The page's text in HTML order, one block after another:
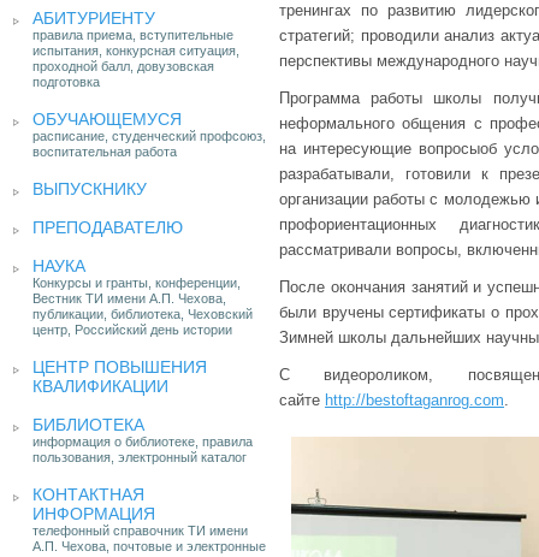
АБИТУРИЕНТУ
правила приема, вступительные
испытания, конкурсная ситуация,
проходной балл, довузовская
подготовка
ОБУЧАЮЩЕМУСЯ
расписание, студенческий профсоюз,
воспитательная работа
ВЫПУСКНИКУ
ПРЕПОДАВАТЕЛЮ
НАУКА
Конкурсы и гранты, конференции,
Вестник ТИ имени А.П. Чехова,
публикации, библиотека, Чеховский
центр, Российский день истории
ЦЕНТР ПОВЫШЕНИЯ
КВАЛИФИКАЦИИ
БИБЛИОТЕКА
информация о библиотеке, правила
пользования, электронный каталог
КОНТАКТНАЯ
ИНФОРМАЦИЯ
телефонный справочник ТИ имени
А.П. Чехова, почтовые и электронные
тренингах по развитию
стратегий; проводили анализ
перспективы международного
Программа работы школы
неформального общения с
на интересующие вопросыоб
разрабатывали, готовили к
организации работы с молодежью
профориентационных
рассматривали вопросы,
После окончания занятий и
были вручены сертификаты о
Зимней школы дальнейших
С видеороликом,
сайте http://bestoftaganrog.com.